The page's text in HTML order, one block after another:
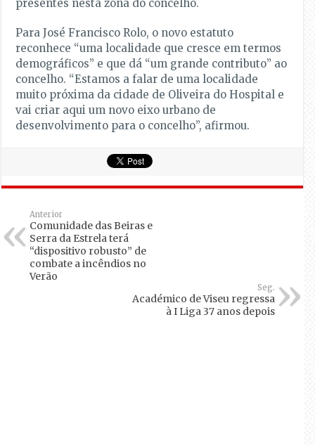
presentes nesta zona do concelho.
Para José Francisco Rolo, o novo estatuto
reconhece “uma localidade que cresce em termos
demográficos” e que dá “um grande contributo” ao
concelho. “Estamos a falar de uma localidade
muito próxima da cidade de Oliveira do Hospital e
vai criar aqui um novo eixo urbano de
desenvolvimento para o concelho”, afirmou.
Anterior
Comunidade das Beiras e
Serra da Estrela terá
“dispositivo robusto” de
combate a incêndios no
Verão
Seg.
Académico de Viseu regressa
à I Liga 37 anos depois